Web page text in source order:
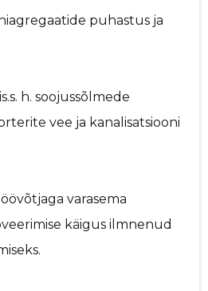
puhastus ja
h. soojussõlmede
vee ja kanalisatsiooni
varasema
käigus ilmnenud